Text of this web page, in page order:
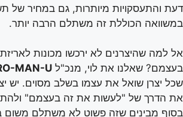
דעת והתעסקויות מיותרות, גם במחיר של
במשוואה הכוללת זה משתלם הרבה יותר.
אל למה שהיצרנים לא ירכשו מכונות
בעצמם? שאלנו את לוי, מנכ"ל MAN-U
שכל יצרן שואל את עצמו בשלב מסוים. יש
את הדרך של "לעשות את זה בעצמם"
בסוף מבינים שזה פשוט לא משתלם משום